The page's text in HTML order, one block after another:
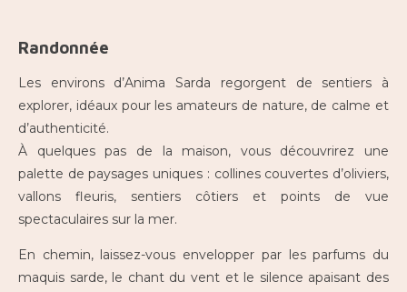
Randonnée
Les environs d’Anima Sarda regorgent de sentiers à
explorer, idéaux pour les amateurs de nature, de calme et
d’authenticité.
À quelques pas de la maison, vous découvrirez une
palette de paysages uniques : collines couvertes d’oliviers,
vallons fleuris, sentiers côtiers et points de vue
spectaculaires sur la mer.
En chemin, laissez-vous envelopper par les parfums du
maquis sarde, le chant du vent et le silence apaisant des